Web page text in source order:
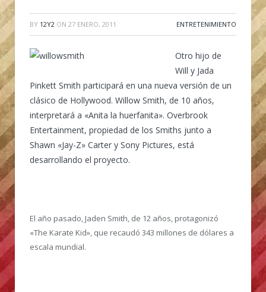
BY 12Y2 ON 27 ENERO, 2011 ENTRETENIMIENTO
Otro hijo de
Will y Jada
Pinkett Smith participará en una nueva versión de un
clásico de Hollywood. Willow Smith, de 10 años,
interpretará a «Anita la huerfanita». Overbrook
Entertainment, propiedad de los Smiths junto a
Shawn «Jay-Z» Carter y Sony Pictures, está
desarrollando el proyecto.
El año pasado, Jaden Smith, de 12 años, protagonizó
«The Karate Kid», que recaudó 343 millones de dólares a
escala mundial.